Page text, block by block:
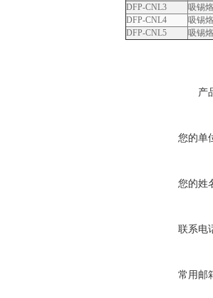
DFP-CNL3
吸锡
DFP-CNL4
吸锡
DFP-CNL5
吸锡
产
您的单
您的姓
联系电
常用邮